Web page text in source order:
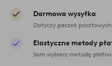
Darmowa wysyłka
Dotyczy paczek
Elastyczne metody
Sam wybierz metodę